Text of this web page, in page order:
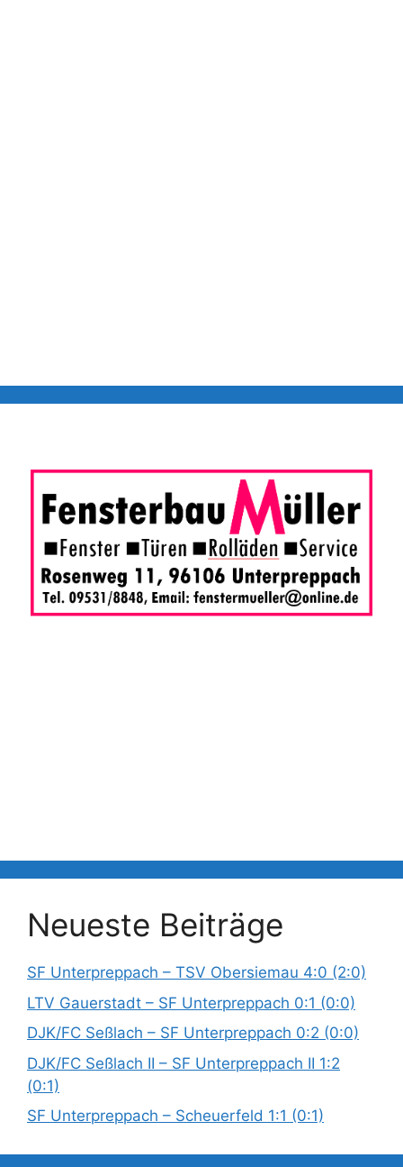
Neueste Beiträge
SF Unterpreppach – TSV Obersiemau 4:0 (2:0)
LTV Gauerstadt – SF Unterpreppach 0:1 (0:0)
DJK/FC Seßlach – SF Unterpreppach 0:2 (0:0)
DJK/FC Seßlach II – SF Unterpreppach II 1:2
(0:1)
SF Unterpreppach – Scheuerfeld 1:1 (0:1)